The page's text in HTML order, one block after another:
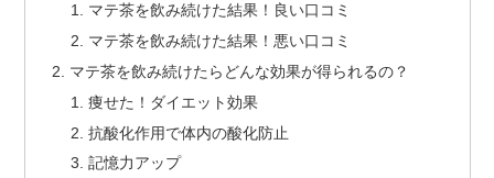
マテ茶を飲み続けた結果！良い口コミ
マテ茶を飲み続けた結果！悪い口コミ
マテ茶を飲み続けたらどんな効果が得られるの？
痩せた！ダイエット効果
抗酸化作用で体内の酸化防止
記憶力アップ